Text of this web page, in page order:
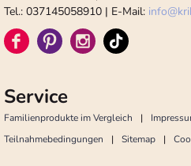
Tel.: 037145058910 | E-Mail: info@
Service
Familienprodukte im Vergleich
Teilnahmebedingungen
Sitemap